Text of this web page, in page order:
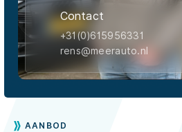
Contact
+31(0)615956331
rens@meerauto.nl
AANBOD